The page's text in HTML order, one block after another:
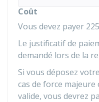
Coût
Vous devez payer
Le justificatif de
demandé lors de la
Si vous déposez
cas de force
valide, vous devrez